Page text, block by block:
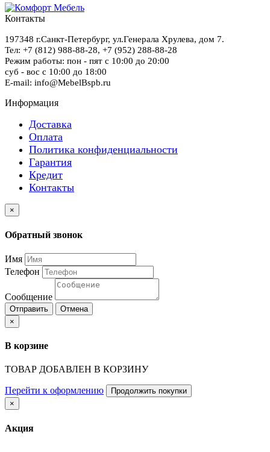
Контакты
197348 г.Санкт-Петербург, ул.Генерала Хрулева, дом 7.
Тел: +7 (812) 988-88-28, +7 (952) 288-88-28
Режим работы: пон - пят с 10:00 до 20:00
суб - вос с 10:00 до 18:00
E-mail: info@MebelBspb.ru
Информация
Доставка
Оплата
Политика конфиденциальности
Гарантия
Кредит
Контакты
×
Обратный звонок
Имя
Телефон
Сообщение
Отправить
Отмена
×
В корзине
ТОВАР ДОБАВЛЕН В КОРЗИНУ
Перейти к оформлению
Продолжить покупки
×
Акция